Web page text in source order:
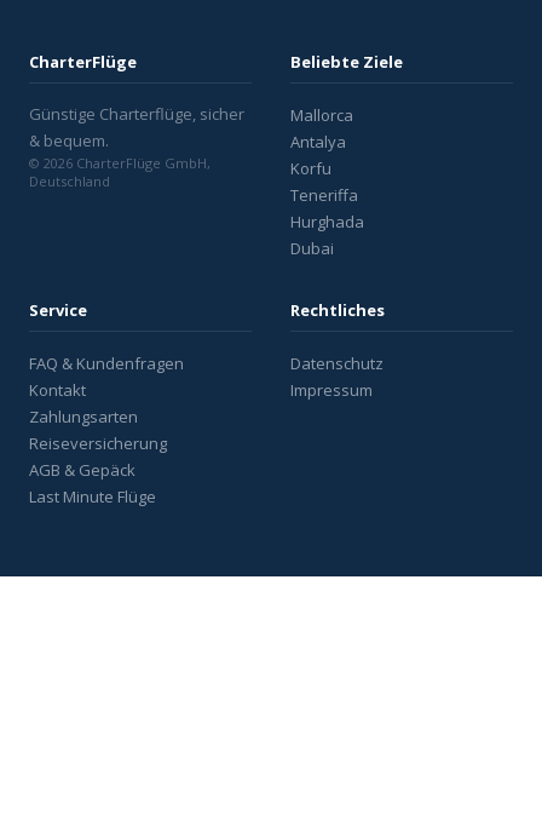
CharterFlüge
Günstige Charterflüge, sicher
& bequem.
© 2026 CharterFlüge GmbH,
Deutschland
Beliebte Ziele
Mallorca
Antalya
Korfu
Teneriffa
Hurghada
Dubai
Service
FAQ & Kundenfragen
Kontakt
Zahlungsarten
Reiseversicherung
AGB & Gepäck
Last Minute Flüge
Rechtliches
Datenschutz
Impressum